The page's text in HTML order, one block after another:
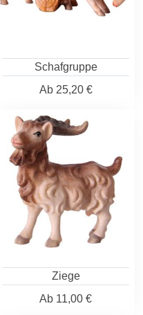
Schafgruppe
Ab25,20 €
Ziege
Ab 11,00 €